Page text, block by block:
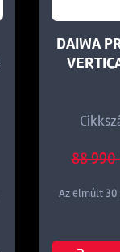
DAIWA
88 990
Az elmúlt 30